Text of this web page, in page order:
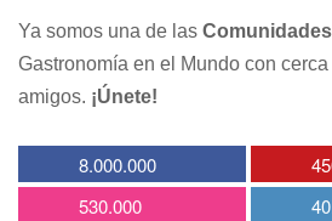
Ya somos una de las Comunidades
Gastronomía en el Mundo con cerca
amigos. ¡Únete!
8.000.000
530.000